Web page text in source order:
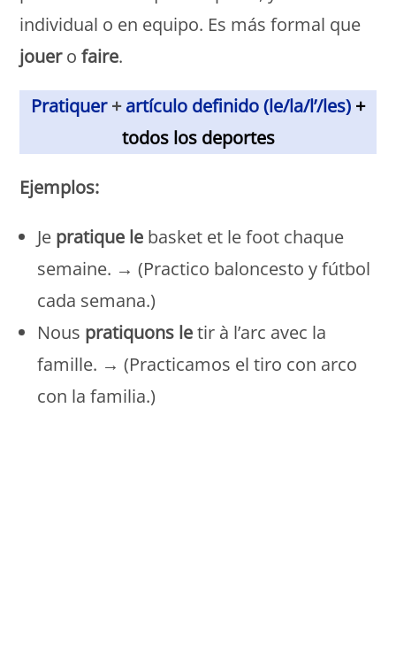
individual o en equipo. Es más formal que
jouerofaire.
Pratiquer+artículo definido (le/la/l’/les) +
todos los deportes
Ejemplos:
Je pratique le basket et le foot chaque
semaine. → (Practico baloncesto y fútbol
cada semana.)
Nous pratiquons letir à l’arc avec la
famille. → (Practicamos el tiro con arco
con la familia.)